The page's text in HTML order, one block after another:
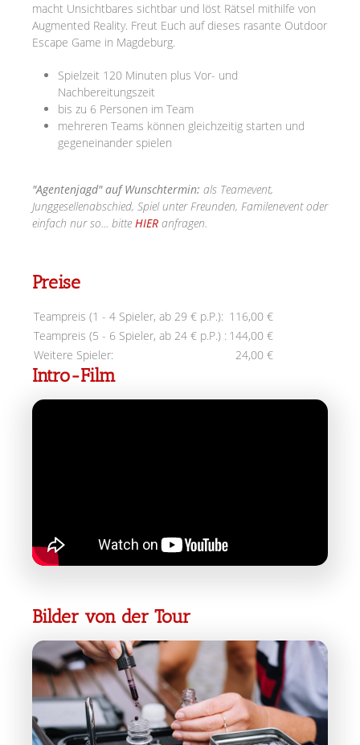
macht Unsichtbares sichtbar und löst Rätsel mithilfe von
Augmented Reality. Freut Euch auf dieses rasante Outdoor
Escape Game in Magdeburg.
Spielzeit 120 Minuten plus Vor- und
Nachbereitungszeit
bis zu 6 Personen im Team
mehreren Teams können gleichzeitig starten und
gegeneinander spielen
"Agentenjagd" auf Wunschtermin: als Teamevent,
Junggesellenabschied, Spiel unter Freunden, Familenevent oder
einfach nur so... bitte HIER anfragen.
Preise
Teampreis (1 - 4 Spieler, ab 29 € p.P.): 116,00 €
Teampreis (5 - 6 Spieler, ab 24 € p.P.) : 144,00 €
Weitere Spieler:
24,00 €
Intro-Film
Bilder von der Tour